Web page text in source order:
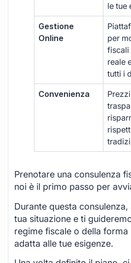
le tue
Gestione
Online
per
fiscali
reale
tutti i
Convenienza
Prenotare una consulenza
noi è il primo passo per
Durante questa
tua situazione e ti
regime fiscale o della
adatta alle tue esigenze.